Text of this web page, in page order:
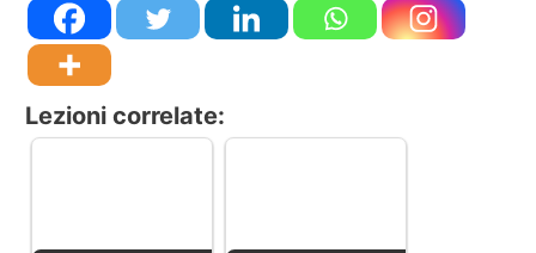
Lezioni correlate: